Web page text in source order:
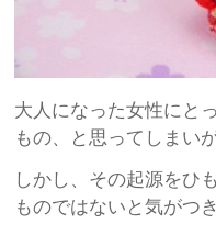
大人になった女性にと
もの、と思ってしまい
しかし、その起源をひ
ものではないと気がつ